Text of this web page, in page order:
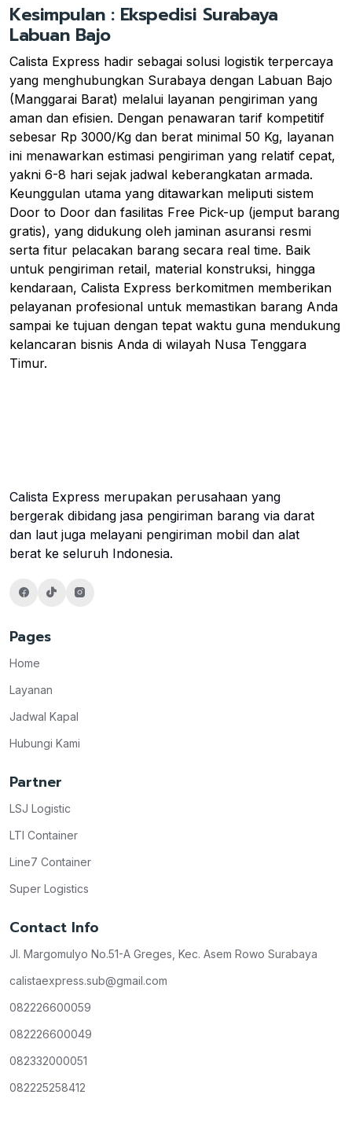
Kesimpulan : Ekspedisi Surabaya
Labuan Bajo
Calista Express hadir sebagai solusi logistik terpercaya
yang menghubungkan Surabaya dengan Labuan Bajo
(Manggarai Barat) melalui layanan pengiriman yang
aman dan efisien. Dengan penawaran tarif kompetitif
sebesar Rp 3000/Kg dan berat minimal 50 Kg, layanan
ini menawarkan estimasi pengiriman yang relatif cepat,
yakni 6-8 hari sejak jadwal keberangkatan armada.
Keunggulan utama yang ditawarkan meliputi sistem
Door to Door dan fasilitas Free Pick-up (jemput barang
gratis), yang didukung oleh jaminan asuransi resmi
serta fitur pelacakan barang secara real time. Baik
untuk pengiriman retail, material konstruksi, hingga
kendaraan, Calista Express berkomitmen memberikan
pelayanan profesional untuk memastikan barang Anda
sampai ke tujuan dengan tepat waktu guna mendukung
kelancaran bisnis Anda di wilayah Nusa Tenggara
Timur.
Calista Express merupakan perusahaan yang
bergerak dibidang jasa pengiriman barang via darat
dan laut juga melayani pengiriman mobil dan alat
berat ke seluruh Indonesia.
Pages
Home
Layanan
Jadwal Kapal
Hubungi Kami
Partner
LSJ Logistic
LTI Container
Line7 Container
Super Logistics
Contact Info
Jl. Margomulyo No.51-A Greges, Kec. Asem Rowo Surabaya
calistaexpress.sub@gmail.com
082226600059
082226600049
082332000051
082225258412